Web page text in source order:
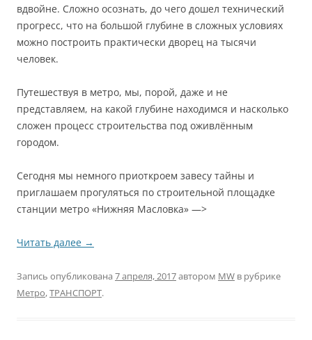
вдвойне. Сложно осознать, до чего дошел технический
прогресс, что на большой глубине в сложных условиях
можно построить практически дворец на тысячи
человек.
Путешествуя в метро, мы, порой, даже и не
представляем, на какой глубине находимся и насколько
сложен процесс строительства под оживлённым
городом.
Сегодня мы немного приоткроем завесу тайны и
приглашаем прогуляться по строительной площадке
станции метро «Нижняя Масловка» —>
Читать далее →
Запись опубликована 7 апреля, 2017автором MW в рубрике
Метро,ТРАНСПОРТ.